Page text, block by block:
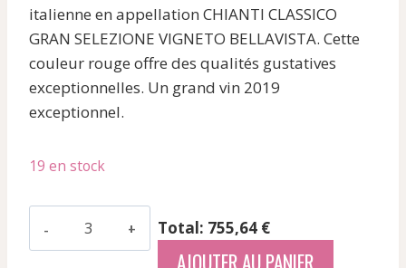
298,87 €.251,88 €.
italienne en appellation CHIANTI CLASSICO
GRAN SELEZIONE VIGNETO BELLAVISTA. Cette
couleur rouge offre des qualités gustatives
exceptionnelles. Un grand vin 2019
exceptionnel.
19 en stock
Total: 755,64 €
AJOUTER AU PANIER